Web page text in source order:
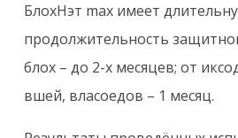
БлохНэт max имеет
продолжительность
блох – до 2-х месяцев; от
вшей, власоедов – 1 месяц.